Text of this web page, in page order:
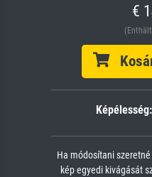
€
Képélesség:
Ha módosítani
kép egyedi kivágását